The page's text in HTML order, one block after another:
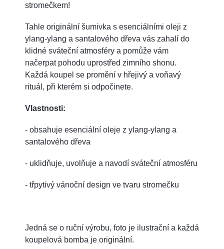
stromečkem!
Tahle originální šumivka s esenciálními oleji z
ylang-ylang a santalového dřeva vás zahalí do
klidné sváteční atmosféry a pomůže vám
načerpat pohodu uprostřed zimního shonu.
Každá koupel se promění v hřejivý a voňavý
rituál, při kterém si odpočinete.
Vlastnosti:
- obsahuje esenciální oleje z ylang-ylang a
santalového dřeva
- uklidňuje, uvolňuje a navodí sváteční atmosféru
- třpytivý vánoční design ve tvaru stromečku
Jedná se o ruční výrobu, foto je ilustrační a každá
koupelová bomba je originální.